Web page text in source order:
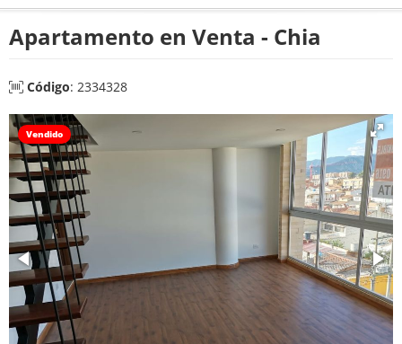
Apartamento en Venta - Chia
Código: 2334328
Vendido